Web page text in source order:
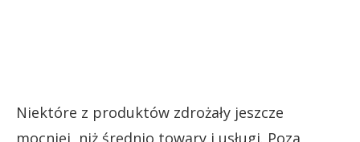
Niektóre z produktów zdrożały jeszcze
mocniej, niż średnio towary i usługi. Poza